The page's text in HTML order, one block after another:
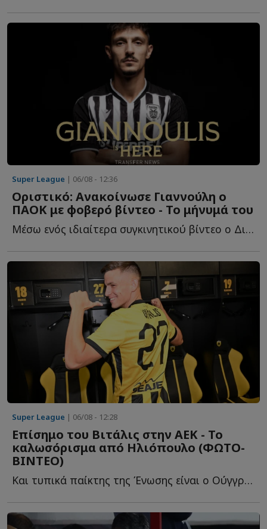
Super League | 06/08 - 12:36
Οριστικό: Ανακοίνωσε Γιαννούλη ο
ΠΑΟΚ με φοβερό βίντεο - Το μήνυμά του
Μέσω ενός ιδιαίτερα συγκινητικού βίντεο ο Δικέφαλος τ...
Super League | 06/08 - 12:28
Επίσημο του Βιτάλις στην ΑΕΚ - Το
καλωσόρισμα από Ηλιόπουλο (ΦΩΤΟ-
ΒΙΝΤΕΟ)
Και τυπικά παίκτης της Ένωσης είναι ο Ούγγρος χαφ, αφού α...